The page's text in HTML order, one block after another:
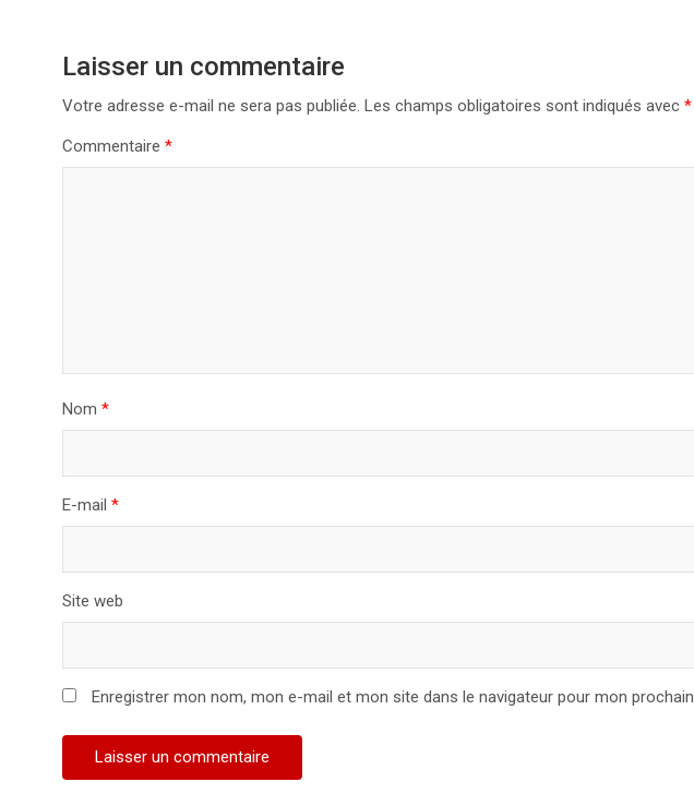
Laisser un commentaire
Votre adresse e-mail ne sera pas publiée. Les champs obligatoires sont indiqués avec *
Commentaire *
Nom *
E-mail *
Site web
Enregistrer mon nom, mon e-mail et mon site dans le navigateur pour mon